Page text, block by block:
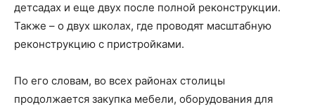
детсадах и еще двух после полной реконструкции.
Также – о двух школах, где проводят масштабную
реконструкцию с пристройками.
По его словам, во всех районах столицы
продолжается закупка мебели, оборудования для